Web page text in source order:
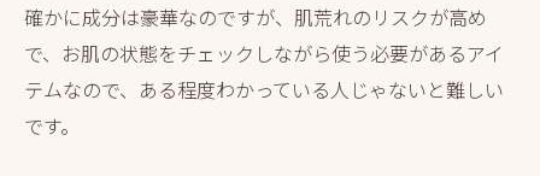
確かに成分は豪華なのですが、肌荒れのリスクが高め
で、お肌の状態をチェックしながら使う必要があるアイ
テムなので、ある程度わかっている人じゃないと難しい
です。